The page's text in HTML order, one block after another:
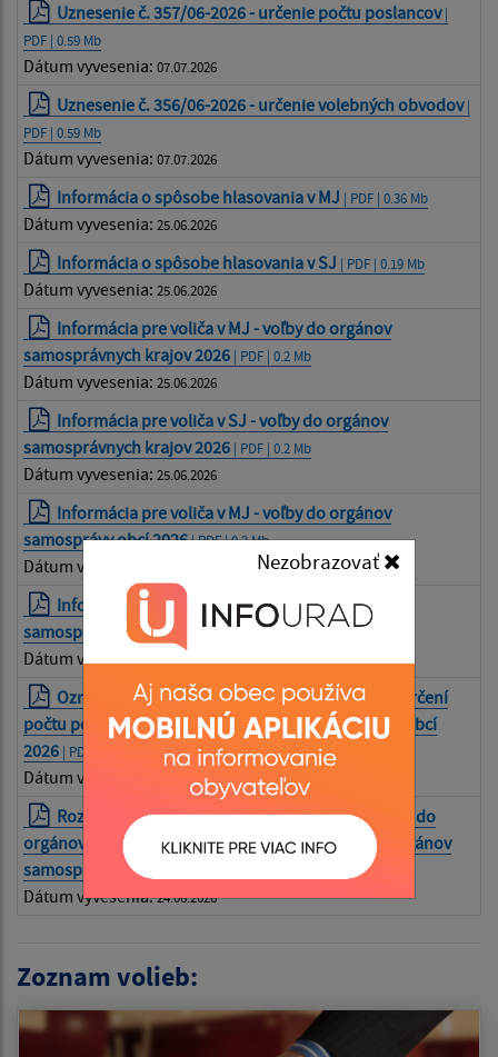
Nezobrazovať
Uznesenie č. 357/06-2026 - určenie počtu poslancov|
PDF | 0.59 Mb
Dátum vyvesenia: 07.07.2026
Uznesenie č. 356/06-2026 - určenie volebných obvodov|
PDF | 0.59 Mb
Dátum vyvesenia: 07.07.2026
Informácia o spôsobe hlasovania v MJ | PDF | 0.36 Mb
Dátum vyvesenia: 25.06.2026
Informácia o spôsobe hlasovania v SJ | PDF | 0.19 Mb
Dátum vyvesenia: 25.06.2026
Informácia pre voliča v MJ - voľby do orgánov
samosprávnych krajov 2026 | PDF | 0.2 Mb
Dátum vyvesenia: 25.06.2026
Informácia pre voliča v SJ - voľby do orgánov
samosprávnych krajov 2026 | PDF | 0.2 Mb
Dátum vyvesenia: 25.06.2026
Informácia pre voliča v MJ - voľby do orgánov
samosprávy obcí 2026| PDF | 0.2 Mb
Dátum vyvesenia:
Informácia pre voliča v SJ - voľby do orgánov
samosprávy obcí 2026
| PDF | 0.2 Mb
Dátum vyvesenia:
Oznámenie o utvorení volebných obvodov a o určení
počtu poslancov pre voľby do orgánov samosprávy obcí
2026 | PDF | 0.18 Mb
Dátum vyvesenia: 25.06.2026
Rozhodnutie predsedu NR SR o vyhlásení volieb do
orgánov samosprávy obcí a o vyhlásení volieb do orgánov
samosprávnych krajov
Dátum vyvesenia:24.06.2026
Zoznam volieb: